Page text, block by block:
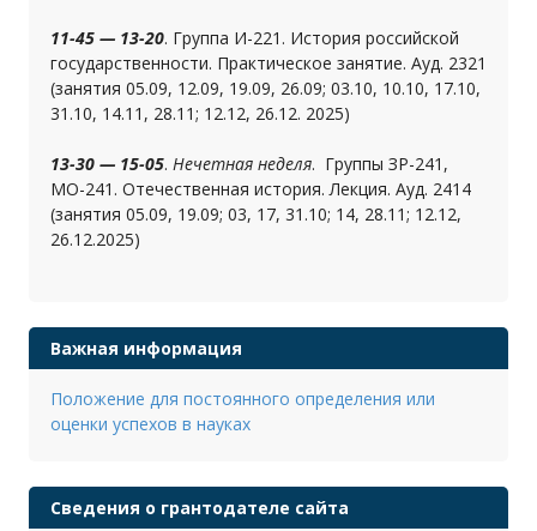
11-45 — 13-20. Группа И-221. История российской
государственности. Практическое занятие. Ауд. 2321
(занятия 05.09, 12.09, 19.09, 26.09; 03.10, 10.10, 17.10,
31.10, 14.11, 28.11; 12.12, 26.12. 2025)
13-30 — 15-05. Нечетная неделя. Группы ЗР-241,
МО-241. Отечественная история. Лекция. Ауд. 2414
(занятия 05.09, 19.09; 03, 17, 31.10; 14, 28.11; 12.12,
26.12.2025)
Важная информация
Положение для постоянного определения или
оценки успехов в науках
Сведения о грантодателе сайта